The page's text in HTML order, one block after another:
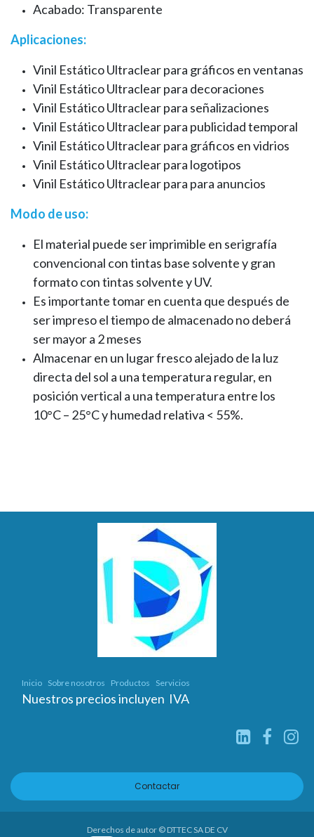
Acabado: Transparente
Aplicaciones:
Vinil Estático Ultraclear para gráficos en ventanas
Vinil Estático Ultraclear para decoraciones
Vinil Estático Ultraclear para señalizaciones
Vinil Estático Ultraclear para publicidad temporal
Vinil Estático Ultraclear para gráficos en vidrios
Vinil Estático Ultraclear para logotipos
Vinil Estático Ultraclear para para anuncios
Modo de uso:
El material puede ser imprimible en serigrafía
convencional con tintas base solvente y gran
formato con tintas solvente y UV.
Es importante tomar en cuenta que después de
ser impreso el tiempo de almacenado no deberá
ser mayor a 2 meses
Almacenar en un lugar fresco alejado de la luz
directa del sol a una temperatura regular, en
posición vertical a una temperatura entre los
10°C – 25°C y humedad relativa < 55%.
Inicio Sobre nosotros Productos Servicios
Nuestros precios incluyen IVA
Contactar
Derechos de autor © DTTEC SA DE CV